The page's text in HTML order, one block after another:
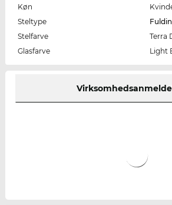
Køn
Steltype
Stelfarve
Terra
Glasfarve
Light